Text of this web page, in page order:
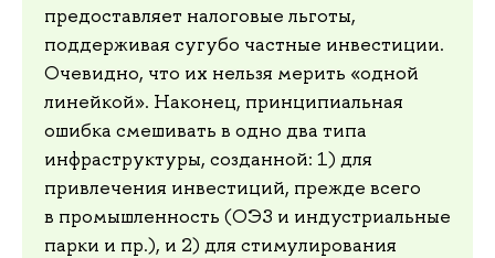
предоставляет налоговые льготы,
поддерживая сугубо частные инвестиции.
Очевидно, что их нельзя мерить «одной
линейкой». Наконец, принципиальная
ошибка смешивать в одно два типа
инфраструктуры, созданной: 1) для
привлечения инвестиций, прежде всего
в промышленность (ОЭЗ и индустриальные
парки и пр.), и 2) для стимулирования